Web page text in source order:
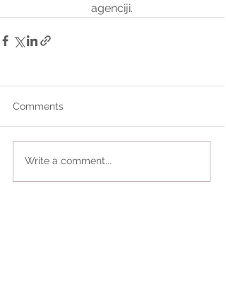
agenciji.
Comments
Write a comment...